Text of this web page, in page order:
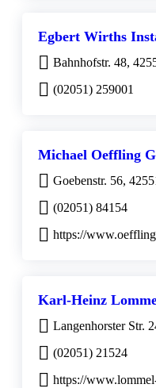
Egbert Wirths
Bahnhofstr. 48,
(02051) 259001
Michael Oeffling
Goebenstr. 56,
(02051) 84154
https://
Karl-Heinz
Langenhorster Str.
(02051) 21524
https://